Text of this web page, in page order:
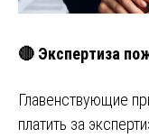
🔴 Экспертиза
Главенствующие
платить за